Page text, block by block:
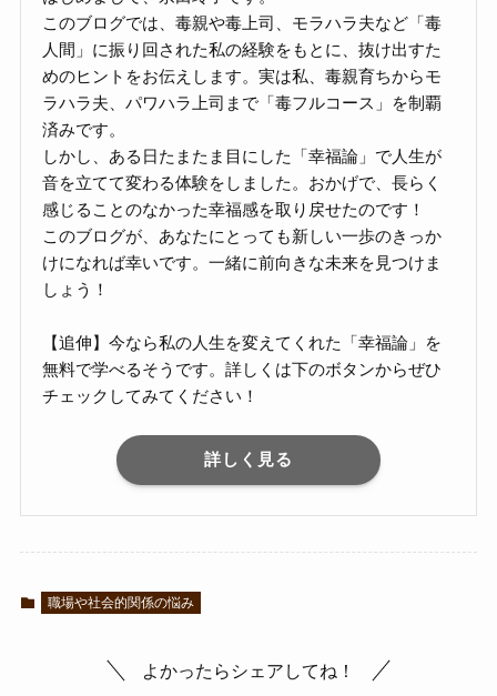
このブログでは、毒親や毒上司、モラハラ夫など「毒
人間」に振り回された私の経験をもとに、抜け出すた
めのヒントをお伝えします。実は私、毒親育ちからモ
ラハラ夫、パワハラ上司まで「毒フルコース」を制覇
済みです。
しかし、ある日たまたま目にした「幸福論」で人生が
音を立てて変わる体験をしました。おかげで、長らく
感じることのなかった幸福感を取り戻せたのです！
このブログが、あなたにとっても新しい一歩のきっか
けになれば幸いです。一緒に前向きな未来を見つけま
しょう！
【追伸】今なら私の人生を変えてくれた「幸福論」を
無料で学べるそうです。詳しくは下のボタンからぜひ
チェックしてみてください！
詳しく見る
職場や社会的関係の悩み
よかったらシェアしてね！